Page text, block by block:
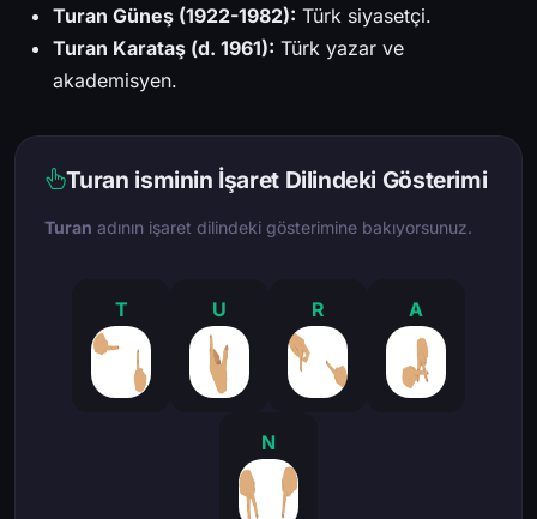
Turan Güneş (1922-1982): Türk siyasetçi.
Turan Karataş (d. 1961): Türk yazar ve
akademisyen.
Turan isminin İşaret Dilindeki Gösterimi
Turan adının işaret dilindeki gösterimine bakıyorsunuz.
T U R A
N